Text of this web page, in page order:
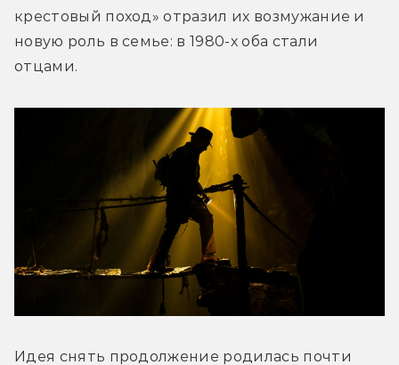
крестовый поход» отразил их возмужание и
новую роль в семье: в 1980-х оба стали
отцами.
Идея снять продолжение родилась почти